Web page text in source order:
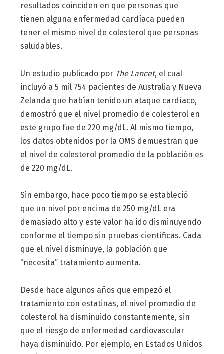
resultados coinciden en que personas que
tienen alguna enfermedad cardíaca pueden
tener el mismo nivel de colesterol que personas
saludables.
Un estudio publicado por The Lancet, el cual
incluyó a 5 mil 754 pacientes de Australia y Nueva
Zelanda que habían tenido un ataque cardíaco,
demostró que el nivel promedio de colesterol en
este grupo fue de 220 mg/dL. Al mismo tiempo,
los datos obtenidos por la OMS demuestran que
el nivel de colesterol promedio de la población es
de 220 mg/dL.
Sin embargo, hace poco tiempo se estableció
que un nivel por encima de 250 mg/dL era
demasiado alto y este valor ha ido disminuyendo
conforme el tiempo sin pruebas científicas. Cada
que el nivel disminuye, la población que
“necesita” tratamiento aumenta.
Desde hace algunos años que empezó el
tratamiento con estatinas, el nivel promedio de
colesterol ha disminuido constantemente, sin
que el riesgo de enfermedad cardiovascular
haya disminuido. Por ejemplo, en Estados Unidos